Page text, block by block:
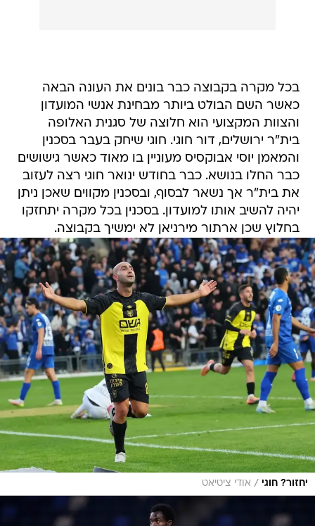
בכל מקרה בקבוצה כבר בונים את העונה הבאה
כאשר השם הבולט ביותר מבחינת אנשי המועדון
והצוות המקצועי הוא חלוצה של סגנית האלופה
בית"ר ירושלים, דור חוגי. חוגי שיחק בעבר בסכנין
והמאמן יוסי אבוקסיס מעוניין בו מאוד כאשר גישושים
כבר החלו בנושא. כבר בחודש ינואר חוגי רצה לעזוב
את בית"ר אך נשאר לבסוף, ובסכנין מקווים שאכן ניתן
יהיה להשיב אותו למועדון. בסכנין בכל מקרה יתחזקו
בחלוץ שכן ארתור מירניאן לא ימשיך בקבוצה.
יחזור? חוגי / אודי ציטיאט